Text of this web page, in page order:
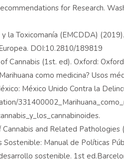
for Research.
la Toxicomanía (EMCDDA)
DOI:10.2810/189819
Cannabis (1st. ed). Oxford:
como medicina? Usos
México Unido Contra la
and Related Pathologies
Sostenible: Manual de Políticas
sostenible. 1st